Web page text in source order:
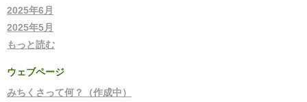
2025年6月
2025年5月
もっと読む
ウェブページ
みちくさって何？（作成中）